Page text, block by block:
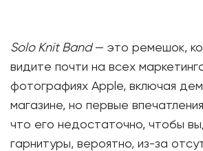
Solo Knit Band— это ремешок,
видите почти на всех
фотографиях Apple, включая
магазине, но первые
что его недостаточно, чтобы
гарнитуры, вероятно, из-за